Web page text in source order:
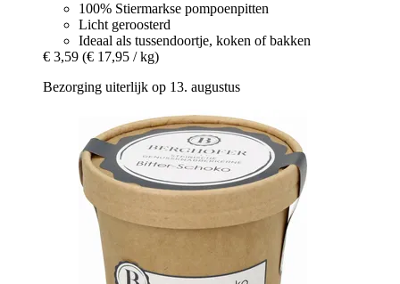
100% Stiermarkse pompoenpitten
Licht geroosterd
Ideaal als tussendoortje, koken of bakken
€ 3,59 (€ 17,95 / kg)
Bezorging uiterlijk op 13. augustus